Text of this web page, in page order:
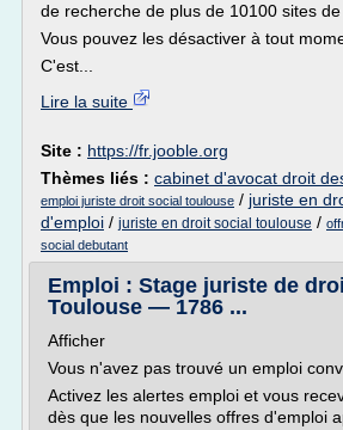
de recherche de plus de 10100 sites
Vous pouvez les désactiver à tout
C'est...
Lire la suite
Site : https://fr.jooble.org
Thèmes liés : cabinet d'avocat droit
emploi juriste droit social toulouse / juriste en
d'emploi / juriste en droit social toulouse /
social debutant
Emploi : Stage juriste de
Toulouse — 1786 ...
Afficher
Vous n'avez pas trouvé un emploi
Activez les alertes emploi et vous
dès que les nouvelles offres d'emploi